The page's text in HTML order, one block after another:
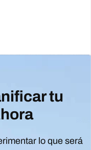
tu
lo que será